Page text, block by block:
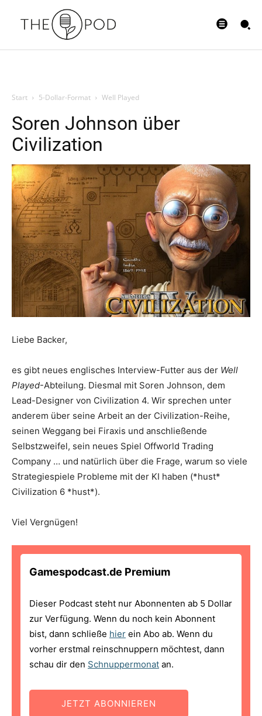
Start 5-Dollar-Format Well Played
Soren Johnson über
Civilization
Liebe Backer,
es gibt neues englisches Interview-Futter aus der Well
Played-Abteilung. Diesmal mit Soren Johnson, dem
Lead-Designer von Civilization 4. Wir sprechen unter
anderem über seine Arbeit an der Civilization-Reihe,
seinen Weggang bei Firaxis und anschließende
Selbstzweifel, sein neues Spiel Offworld Trading
Company … und natürlich über die Frage, warum so viele
Strategiespiele Probleme mit der KI haben (*hust*
Civilization 6 *hust*).
Viel Vergnügen!
Gamespodcast.de Premium
Dieser Podcast steht nur Abonnenten ab 5 Dollar
zur Verfügung. Wenn du noch kein Abonnent
bist, dann schließe hier ein Abo ab. Wenn du
vorher erstmal reinschnuppern möchtest, dann
schau dir den Schnuppermonat an.
JETZT ABONNIEREN